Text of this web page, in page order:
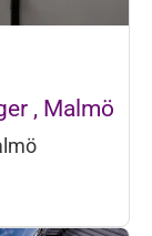
, Malmö